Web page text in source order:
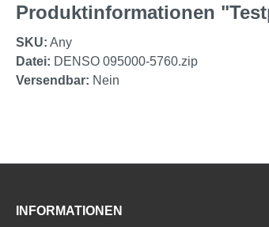
Produktinformationen
SKU: Any
Datei: DENSO 095000-5760.zip
Versendbar: Nein
INFORMATIONEN